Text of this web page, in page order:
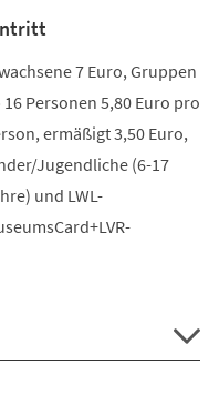
7 Euro, Gruppen
16 Personen 5,80 Euro pro
ermäßigt 3,50 Euro,
Jugendliche (6-17
und LWL-